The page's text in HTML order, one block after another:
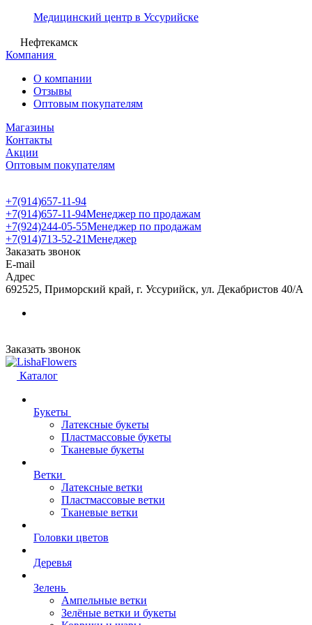
Медицинский центр в Уссурийске
Нефтекамск
Компания
О компании
Отзывы
Оптовым покупателям
Магазины
Контакты
Акции
Оптовым покупателям
+7(914)657-11-94
+7(914)657-11-94Менеджер по продажам
+7(924)244-05-55Менеджер по продажам
+7(914)713-52-21Менеджер
Заказать звонок
E-mail
Адрес
692525, Приморский край, г. Уссурийск, ул. Декабристов 40/А
Заказать звонок
Каталог
Букеты
Латексные букеты
Пластмассовые букеты
Тканевые букеты
Ветки
Латексные ветки
Пластмассовые ветки
Тканевые ветки
Головки цветов
Деревья
Зелень
Ампельные ветки
Зелёные ветки и букеты